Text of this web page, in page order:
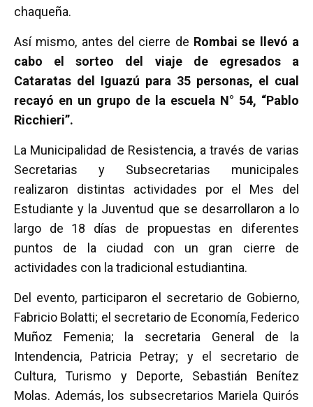
chaqueña.
Así mismo, antes del cierre de Rombai se llevó a
cabo el sorteo del viaje de egresados a
Cataratas del Iguazú para 35 personas, el cual
recayó en un grupo de la escuela N° 54, “Pablo
Ricchieri”.
La Municipalidad de Resistencia, a través de varias
Secretarias y Subsecretarias municipales
realizaron distintas actividades por el Mes del
Estudiante y la Juventud que se desarrollaron a lo
largo de 18 días de propuestas en diferentes
puntos de la ciudad con un gran cierre de
actividades con la tradicional estudiantina.
Del evento, participaron el secretario de Gobierno,
Fabricio Bolatti; el secretario de Economía, Federico
Muñoz Femenia; la secretaria General de la
Intendencia, Patricia Petray; y el secretario de
Cultura, Turismo y Deporte, Sebastián Benítez
Molas. Además, los subsecretarios Mariela Quirós